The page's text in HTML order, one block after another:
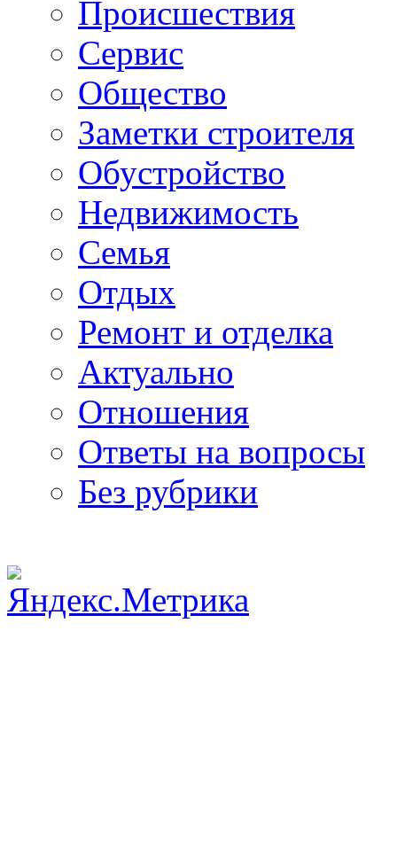
Происшествия
Сервис
Общество
Заметки строителя
Обустройство
Недвижимость
Семья
Отдых
Ремонт и отделка
Актуально
Отношения
Ответы на вопросы
Без рубрики